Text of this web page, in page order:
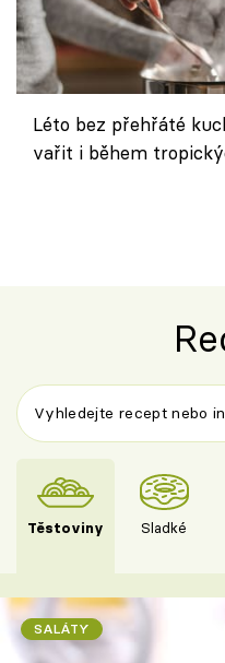
Léto bez přehřáté
vařit i během
Těstoviny Sladké
SALÁTY